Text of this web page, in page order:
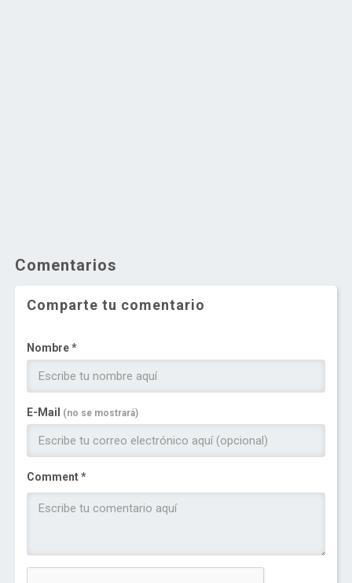
Comentarios
Comparte tu comentario
Nombre *
E-Mail (no se mostrará)
Comment *